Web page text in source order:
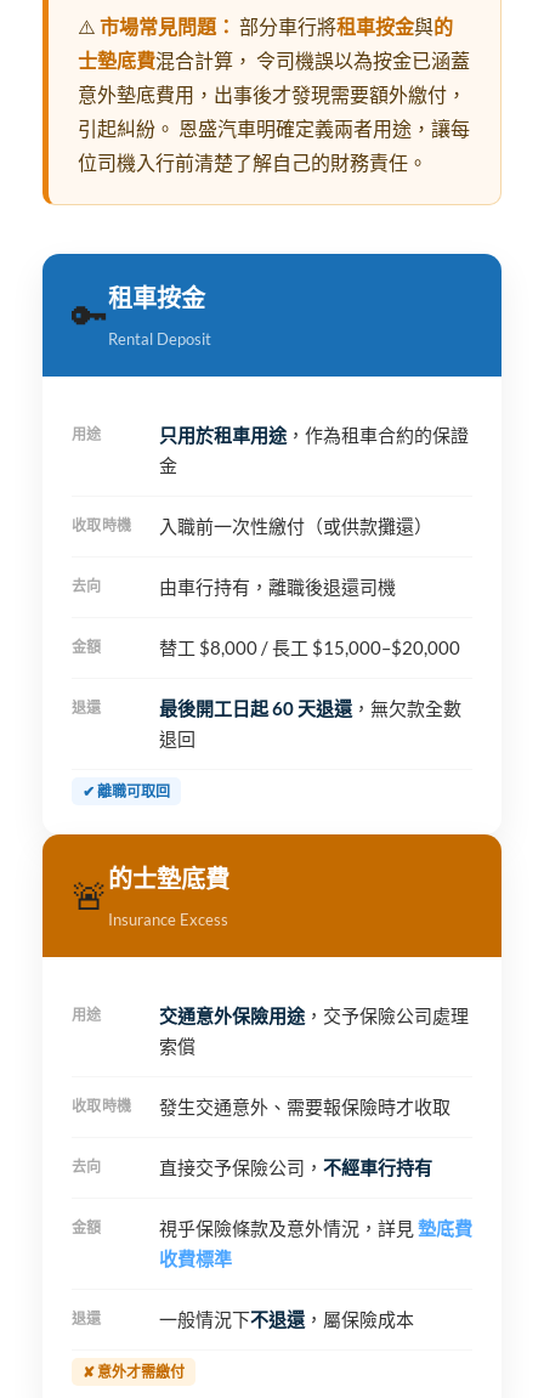
⚠️ 市場常見問題： 部分車行將租車按金與的
士墊底費混合計算， 令司機誤以為按金已涵蓋
意外墊底費用，出事後才發現需要額外繳付，
引起糾紛。 恩盛汽車明確定義兩者用途，讓每
位司機入行前清楚了解自己的財務責任。
🔑租車按金
Rental Deposit
用途 只用於租車用途 ，作為租車合約的保證
金
收取時機 入職前一次性繳付（或供款攤還）
去向 由車行持有，離職後退還司機
金額 替工 $8,000 / 長工 $15,000–$20,000
退還 最後開工日起 60 天退還 ，無欠款全數
退回
✔ 離職可取回
🚨的士墊底費
Insurance Excess
用途 交通意外保險用途 ，交予保險公司處理
索償
收取時機 發生交通意外、需要報保險時才收取
去向 直接交予保險公司， 不經車行持有
金額 視乎保險條款及意外情況，詳見 墊底費
收費標準
退還 一般情況下不退還 ，屬保險成本
✘ 意外才需繳付